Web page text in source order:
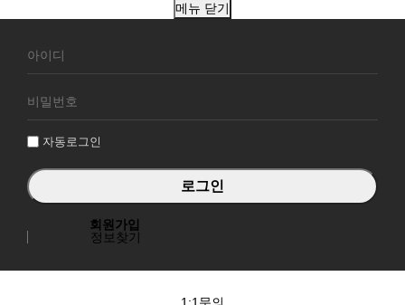
메뉴 닫기
원
그
자동로그인
회원가입
정보찾기